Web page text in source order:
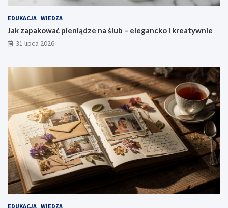
EDUKACJA WIEDZA
Jak zapakować pieniądze na ślub – elegancko i kreatywnie
31 lipca 2026
EDUKACJA WIEDZA